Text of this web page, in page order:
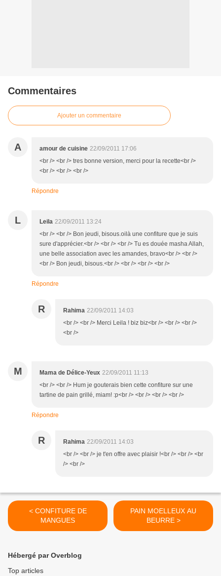
Commentaires
Ajouter un commentaire
A amour de cuisine 22/09/2011 17:06
<br /> <br /> tres bonne version, merci pour la recette<br />
<br /> <br /> <br />
Répondre
L Leila 22/09/2011 13:24
<br /> <br /> Bon jeudi, bisous.oilà une confiture que je suis
sure d'apprécier.<br /> <br /> <br /> Tu es douée masha Allah,
une belle association avec les amandes, bravo<br /> <br />
<br /> Bon jeudi, bisous.<br /> <br /> <br /> <br />
Répondre
R Rahima 22/09/2011 14:03
<br /> <br /> Merci Leila ! biz biz<br /> <br /> <br />
<br />
M Mama de Délice-Yeux 22/09/2011 11:13
<br /> <br /> Hum je gouterais bien cette confiture sur une
tartine de pain grillé, miam! :p<br /> <br /> <br /> <br />
Répondre
R Rahima 22/09/2011 14:03
<br /> <br /> je t'en offre avec plaisir !<br /> <br /> <br
/> <br />
< CONFITURE DE
MANGUES
PAIN MOELLEUX AU
BEURRE >
Hébergé par Overblog
Top articles